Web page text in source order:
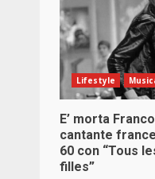
Lifestyle
E’ morta
cantante
60 con “Tous
filles”